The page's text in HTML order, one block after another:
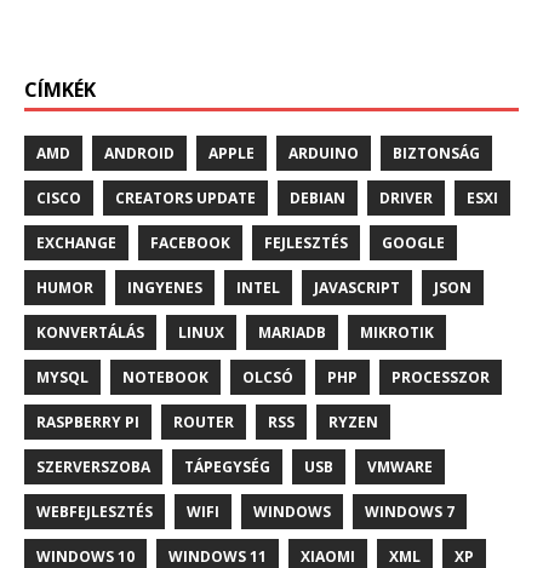
CÍMKÉK
AMD ANDROID APPLE ARDUINO BIZTONSÁG
CISCO CREATORS UPDATE DEBIAN DRIVER ESXI
EXCHANGE FACEBOOK FEJLESZTÉS GOOGLE
HUMOR INGYENES INTEL JAVASCRIPT JSON
KONVERTÁLÁS LINUX MARIADB MIKROTIK
MYSQL NOTEBOOK OLCSÓ PHP PROCESSZOR
RASPBERRY PI ROUTER RSS RYZEN
SZERVERSZOBA TÁPEGYSÉG USB VMWARE
WEBFEJLESZTÉS WIFI WINDOWS WINDOWS 7
WINDOWS 10 WINDOWS 11 XIAOMI XML XP